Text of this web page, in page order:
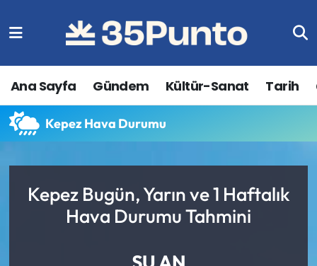
Ana Sayfa Gündem Kültür-Sanat Tarih
Kepez Hava Durumu
Kepez Bugün, Yarın ve 1 Haftalık
Hava Durumu Tahmini